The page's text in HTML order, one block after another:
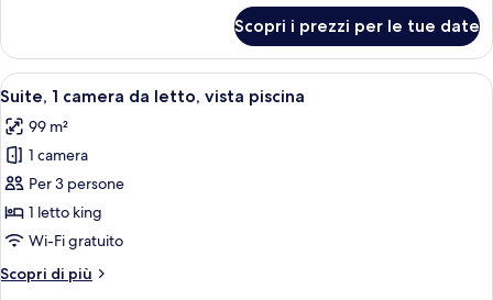
1
letto
king,
giardino
Scopri i prezzi per le tue date
Apri
tutte
le
foto
per
Suite,
1
da
Una camera d'albergo con un letto
10
Suite, 1 camera da letto, vista piscina
99 m²
1 camera
Per 3 persone
1 letto king
Wi-Fi gratuito
Scopri di più
Altri